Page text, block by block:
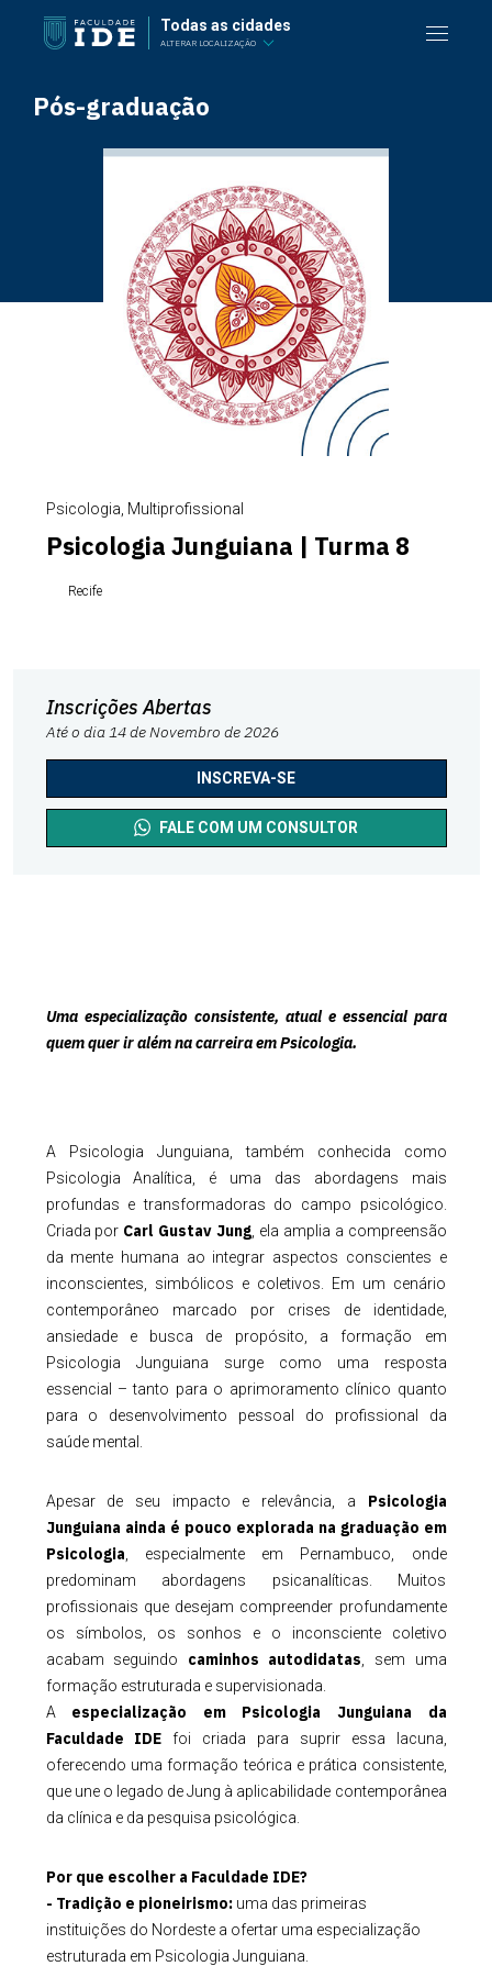
Todas as cidades
ALTERAR LOCALIZAÇÃO
Pós-graduação
Psicologia, Multiprofissional
Psicologia Junguiana | Turma 8
Recife
Inscrições Abertas
Até o dia 14 de Novembro de 2026
INSCREVA-SE
FALE COM UM CONSULTOR
Uma especialização consistente, atual e essencial para
quem quer ir além na carreira em Psicologia.
A Psicologia Junguiana, também conhecida como
Psicologia Analítica, é uma das abordagens mais
profundas e transformadoras do campo psicológico.
Criada por Carl Gustav Jung , ela amplia a compreensão
da mente humana ao integrar aspectos conscientes e
inconscientes, simbólicos e coletivos. Em um cenário
contemporâneo marcado por crises de identidade,
ansiedade e busca de propósito, a formação em
Psicologia Junguiana surge como uma resposta
essencial – tanto para o aprimoramento clínico quanto
para o desenvolvimento pessoal do profissional da
saúde mental.
Apesar de seu impacto e relevância, a Psicologia
Junguiana ainda é pouco explorada na graduação em
Psicologia , especialmente em Pernambuco, onde
predominam abordagens psicanalíticas. Muitos
profissionais que desejam compreender profundamente
os símbolos, os sonhos e o inconsciente coletivo
acabam seguindo caminhos autodidatas , sem uma
formação estruturada e supervisionada.
A especialização em Psicologia Junguiana da
Faculdade IDE foi criada para suprir essa lacuna,
oferecendo uma formação teórica e prática consistente,
que une o legado de Jung à aplicabilidade contemporânea
da clínica e da pesquisa psicológica.
Por que escolher a Faculdade IDE?
- Tradição e pioneirismo:uma das primeiras
instituições do Nordeste a ofertar uma especialização
estruturada em Psicologia Junguiana.